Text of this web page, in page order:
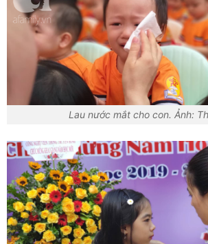
Lau nước mắt cho con. Ảnh: